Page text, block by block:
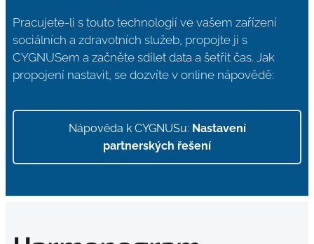
Pracujete-li s touto technologií ve vašem zařízení
sociálních a zdravotních služeb, propojte ji s
CYGNUSem a začněte sdílet data a šetřit čas. Jak
propojení nastavit, se dozvíte v online nápovědě:
Nápověda k CYGNUSu: Nastavení
partnerských řešení